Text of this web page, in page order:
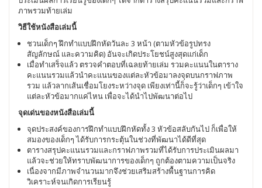
ภาพรวมท้ายเล่ม
วิธีใช้หนังสือเล่มนี้
ชวนเด็กๆ ฝึกทำแบบฝึกหัดวันละ 3 หน้า (ตามหัวข้อรูปทรง
สัญลักษณ์ และความคิด) อันจะเกิดประโยชน์สูงสุดแก่เด็ก
เมื่อทำเสร็จแล้ว ตรวจคำตอบที่เฉลยท้ายเล่ม รวมคะแนนในตาราง
คะแนนรวมแล้วนำคะแนนของแต่ละหัวข้อมาลงจุดบนกราฟภาพ
รวม แล้วลากเส้นเชื่อมโยงระหว่างจุด เพียงเท่านี้ก็จะรู้ว่าเด็กๆ เข้าใจ
แต่ละหัวข้อมากแค่ไหน เพื่อจะได้นำไปพัฒนาต่อไป
จุดเด่นของหนังสือเล่มนี้
จุดประสงค์ของการฝึกทำแบบฝึกหัดทั้ง 3 หัวข้อสลับกันไป ก็เพื่อให้
สมองของเด็กๆ ได้รับการกระตุ้นในช่วงที่พัฒนาได้ดีที่สุด
ตารางสรุปคะแนนรวมและกราฟภาพรวมที่ได้รับการประเมินผลมา
แล้วจะช่วยให้ทราบพัฒนาการของเด็กๆ ถูกต้องตามความเป็นจริง
เนื่องจากมีภาพจำนวนมากจึงช่วยเสริมสร้างพื้นฐานการคิด
วิเคราะห์จนเกิดการเรียนรู้